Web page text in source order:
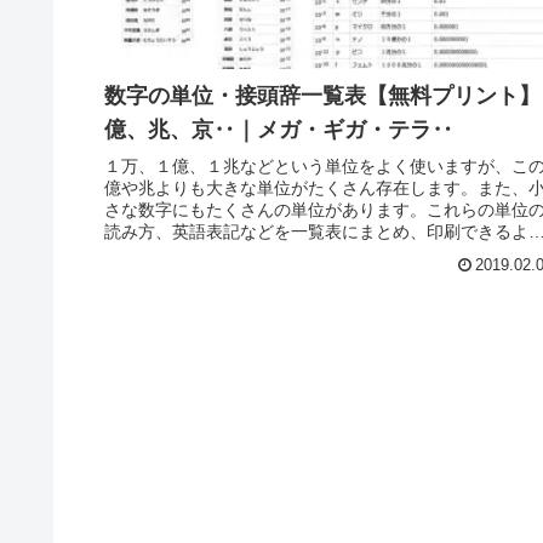
数字の単位・接頭辞一覧表【無料プリント】
億、兆、京‥｜メガ・ギガ・テラ‥
１万、１億、１兆などという単位をよく使いますが、こ
億や兆よりも大きな単位がたくさん存在します。また、
さな数字にもたくさんの単位があります。これらの単位
読み方、英語表記などを一覧表にまとめ、印刷できるよう